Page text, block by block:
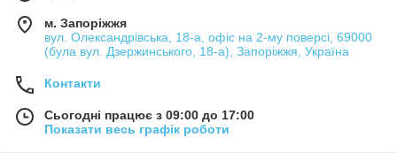
м. Запоріжжя
вул. Олександрівська, 18-а, офіс на 2-му поверсі, 69000
(була вул. Дзержинського, 18-а), Запоріжжя, Україна
Контакти
Сьогодні працює з 09:00 до 17:00
Показати весь графік роботи